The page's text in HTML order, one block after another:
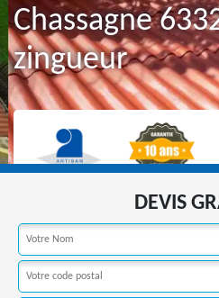
Chassagne
zingueur
DEVIS